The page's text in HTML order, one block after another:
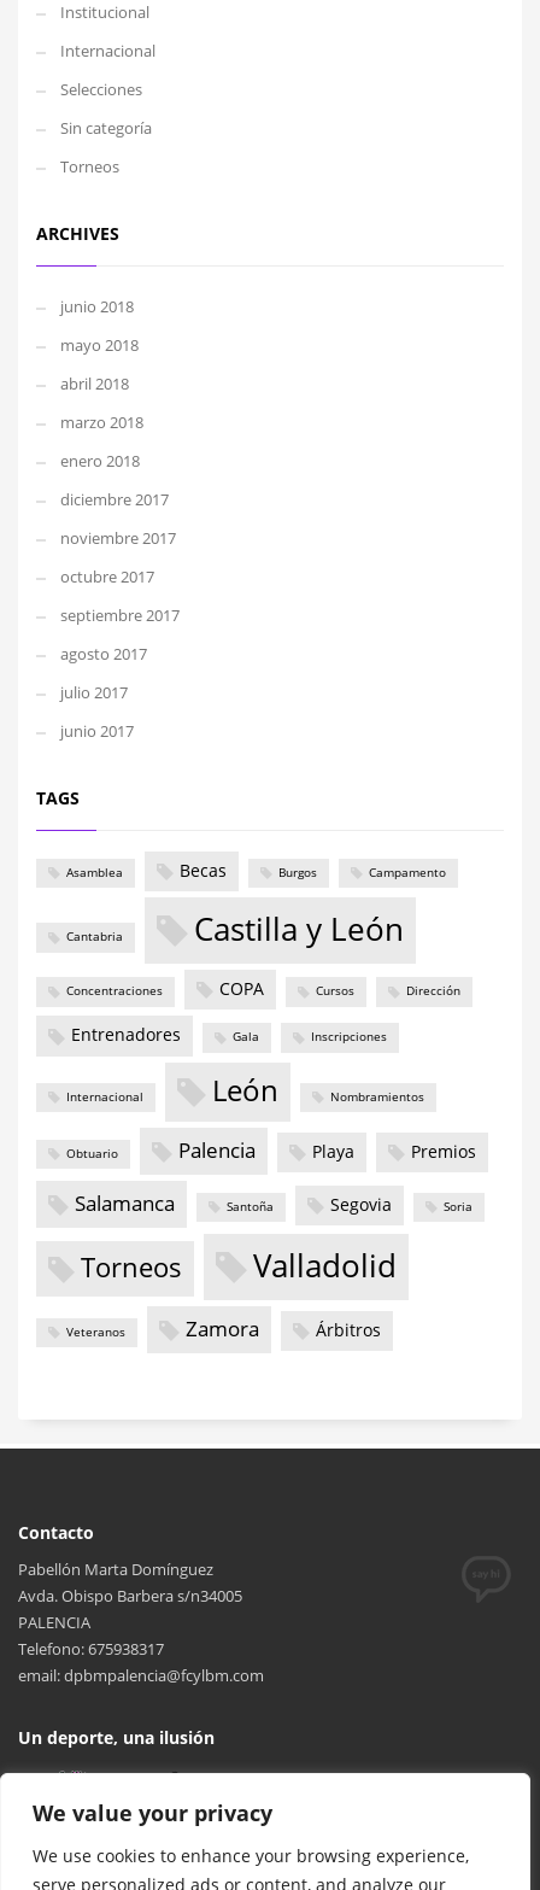
We value your privacy
We use cookies to enhance your browsing experience,
serve personalized ads or content, and analyze our
Institucional
Internacional
Selecciones
Sin categoría
Torneos
ARCHIVES
junio 2018
mayo 2018
abril 2018
marzo 2018
enero 2018
diciembre 2017
noviembre 2017
octubre 2017
septiembre 2017
agosto 2017
julio 2017
junio 2017
TAGS
Asamblea Becas Burgos Campamento
Cantabria Castilla y León
Concentraciones COPA Cursos Dirección
Entrenadores Gala Inscripciones
Internacional León Nombramientos
Obtuario Palencia Playa Premios
Salamanca Santoña Segovia Soria
Torneos Valladolid
Veteranos Zamora Árbitros
Contacto
Pabellón Marta Domínguez
Avda. Obispo Barbera s/n34005
PALENCIA
Telefono: 675938317
email: dpbmpalencia@fcylbm.com
Un deporte, una ilusión